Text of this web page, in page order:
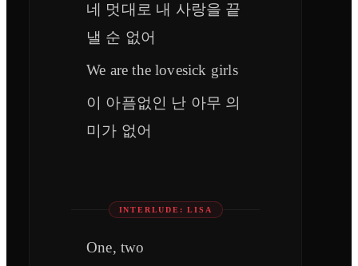
네 멋대로 내 사랑을 끝
낼 순 없어
We are the lovesick girls
이 아픔없인 난 아무 의
미가 없어
INTERLUDE: LISA
One, two